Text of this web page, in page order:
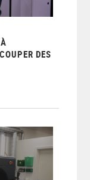
DES